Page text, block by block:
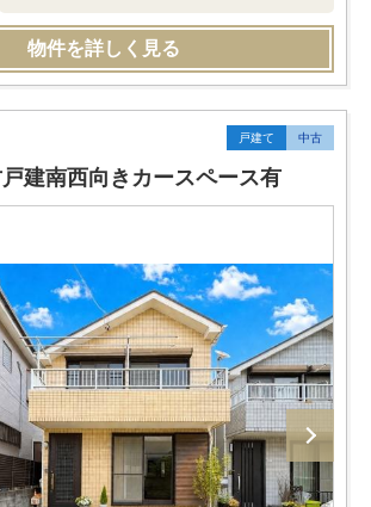
物件を詳しく見る
戸建て 中古
建南西向きカースペース有